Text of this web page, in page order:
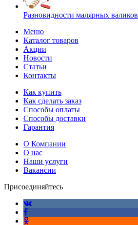
Разновидности малярных валиков
Меню
Каталог товаров
Акции
Новости
Статьи
Контакты
Как купить
Как сделать заказ
Способы оплаты
Способы доставки
Гарантия
О Компании
О нас
Наши услуги
Вакансии
Присоединяйтесь